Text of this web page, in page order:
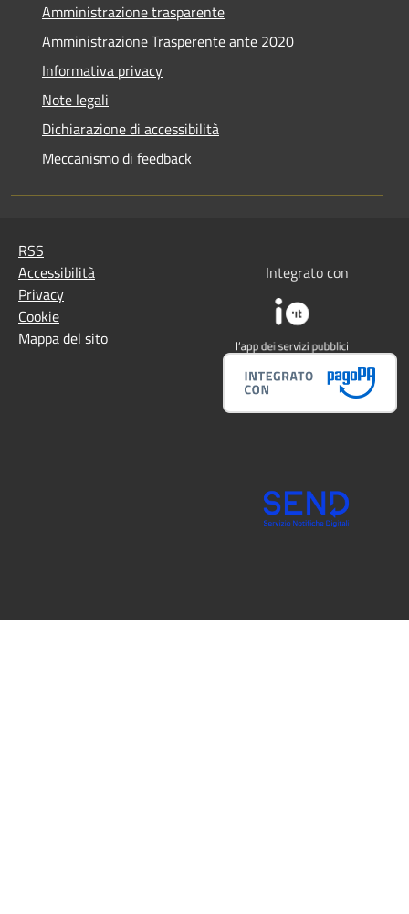
Amministrazione trasparente
Amministrazione Trasperente ante 2020
Informativa privacy
Note legali
Dichiarazione di accessibilità
Meccanismo di feedback
RSS
Accessibilità
Privacy
Cookie
Mappa del sito
Integrato con